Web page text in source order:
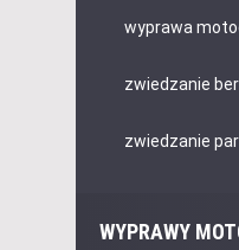
wyprawa
zwiedzanie
zwiedzanie
WYPRAWY